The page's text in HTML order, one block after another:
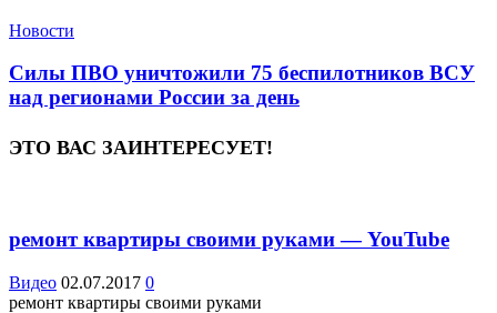
Новости
Силы ПВО уничтожили 75 беспилотников ВСУ
над регионами России за день
ЭТО ВАС ЗАИНТЕРЕСУЕТ!
ремонт квартиры своими руками — YouTube
Видео 02.07.2017 0
ремонт квартиры своими руками